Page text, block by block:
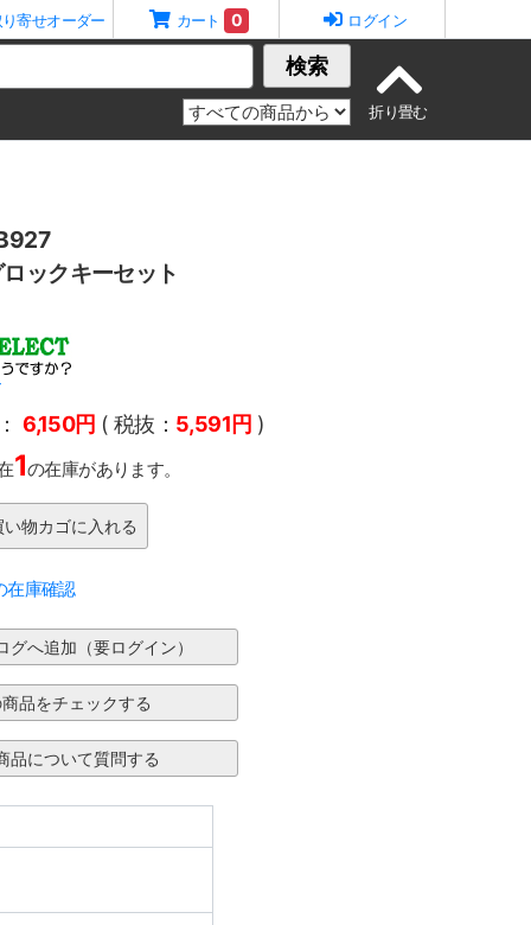
寄せオーダー カート 0 ログイン
検索
ックキーセット
6,150円 ( 税抜： 5,591円 )
1の在庫があります。
在庫確認